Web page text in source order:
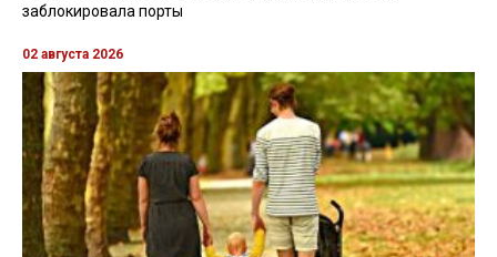
заблокировала порты
02 августа 2026